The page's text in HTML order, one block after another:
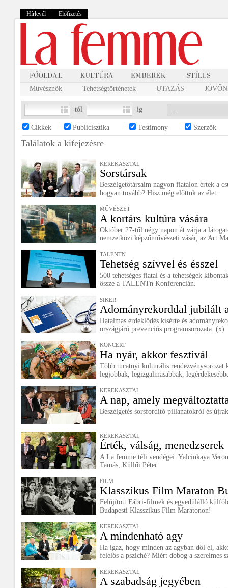
Hírlevél Előfizetés
Művésznők Tehetségtörténetek UTAZÁS
-tól -ig
Cikkek Publicisztika Testimony Szerzők
Találatok a kifejezésre
KEREKASZTAL
Sorstársak
Beszélgetőtársaim nagyon fiatalon értek a
hogyan tovább? Hisz még előttük az élet.
MŰVÉSZET
A kortárs kultúra vására
Október 27-től négy napon át várja a
nemzetközi képzőművészeti vásár, az Art
TALENTN
Tehetség szívvel és ésszel
500 tehetséges fiatal és a tehetségek
össze a TALENTn Konferencián.
SIKER
Adományrekorddal jubilált
Hatalmas érdeklődés kísérte és
országjáró prevenciós programsorozata. (x)
KONCERT
Ha nyár, akkor fesztivál
Több tucatnyi kulturális rendezvénysorozat
legjobbak, legizgalmasabbak,
KEREKASZTAL
A nap, amely
Beszélgetés sorsfordító pillanatokról és
KEREKASZTAL
Érték, válság, menedzserek
A La femme téli vendégei: Yalcinkaya
Tamás, Küllői Péter.
FILM
Klasszikus Film Maraton
Felújított Fábri-filmek és egyedülálló
Budapesti Klasszikus Film Maratonon!
KEREKASZTAL
A mindenható agy
Ha igaz, hogy minden az agyban dől el,
felelős a psziché? Miért dobog a szerelmes
KEREKASZTAL
A szabadság jegyében